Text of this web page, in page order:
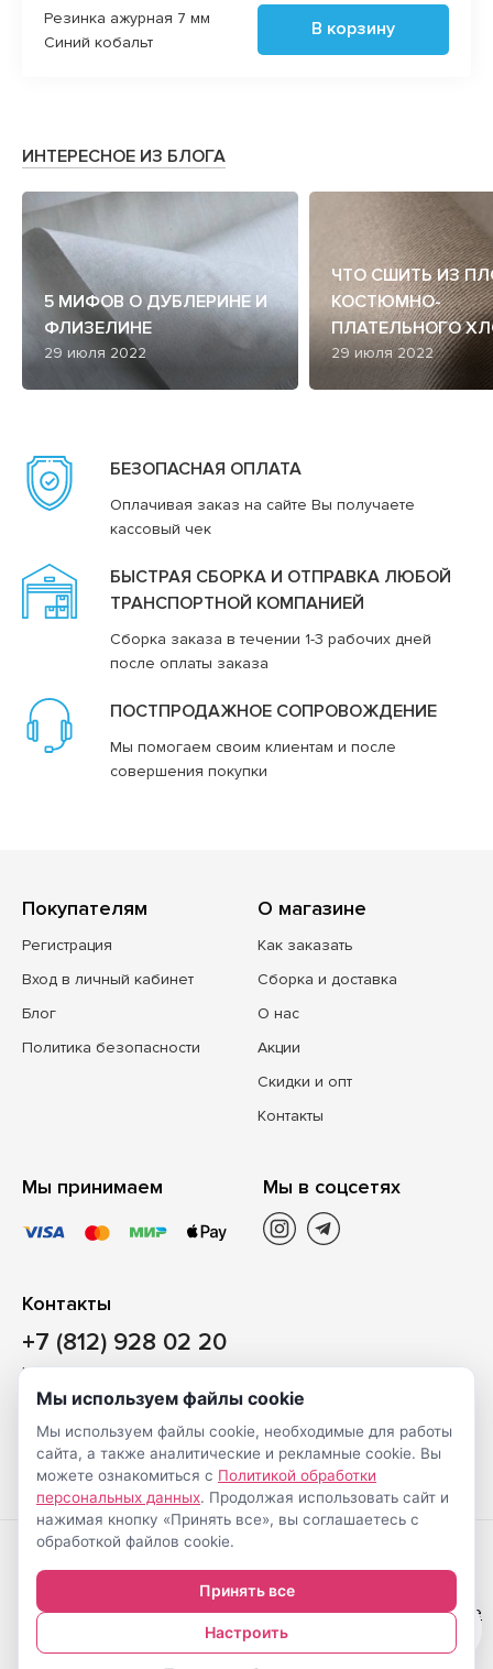
Резинка ажурная 7 мм
Синий кобальт
В корзину
ИНТЕРЕСНОЕ ИЗ БЛОГА
5 МИФОВ О ДУБЛЕРИНЕ И
ФЛИЗЕЛИНЕ
29 июля 2022
ЧТО СШИТЬ ИЗ
КОСТЮМНО-
ПЛАТЕЛЬНОГО
29 июля 2022
БЕЗОПАСНАЯ ОПЛАТА
Оплачивая заказ на сайте Вы получаете
кассовый чек
БЫСТРАЯ СБОРКА И ОТПРАВКА ЛЮБОЙ
ТРАНСПОРТНОЙ КОМПАНИЕЙ
Сборка заказа в течении 1-3 рабочих дней
после оплаты заказа
ПОСТПРОДАЖНОЕ СОПРОВОЖДЕНИЕ
Мы помогаем своим клиентам и после
совершения покупки
Покупателям
Регистрация
Вход в личный кабинет
Блог
Политика безопасности
О магазине
Как заказать
Сборка и доставка
О нас
Акции
Скидки и опт
Контакты
Мы принимаем Мы в соцсетях
Контакты
+7 (812) 928 02 20
Наш магазин
Санкт-Петербург, ул. Ворошилова, д. 2, Литер «Р» (БЦ
«Сигнал»), 3 этаж, пом. 2
На карте
Создание
интернет-
магазинов
© Shveimarkt.ru,
2017-2026
Настройка cookie
0
Мы используем файлы cookie
Мы используем файлы cookie, необходимые для работы
сайта, а также аналитические и рекламные cookie. Вы
можете ознакомиться с Политикой обработки
персональных данных. Продолжая использовать сайт и
нажимая кнопку «Принять все», вы соглашаетесь с
обработкой файлов cookie.
Принять все
Настроить